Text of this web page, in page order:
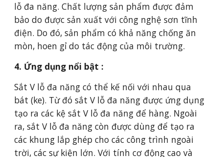
lỗ đa năng. Chất lượng sản phẩm được đảm
bảo do được sản xuất với công nghệ sơn tĩnh
điện. Do đó, sản phẩm có khả năng chống ăn
mòn, hoen gỉ do tác động của môi trường.
4. Ứng dụng nổi bật :
Sắt V lỗ đa năng có thể kế nối với nhau qua
bát (ke). Từ đó sắt V lỗ đa năng được ứng dụng
tạo ra các kệ sắt V lỗ đa năng để hàng. Ngoài
ra, sắt V lỗ đa năng còn được dùng để tạo ra
các khung lắp ghép cho các công trình ngoài
trời, các sự kiện lớn. Với tính cơ động cao và